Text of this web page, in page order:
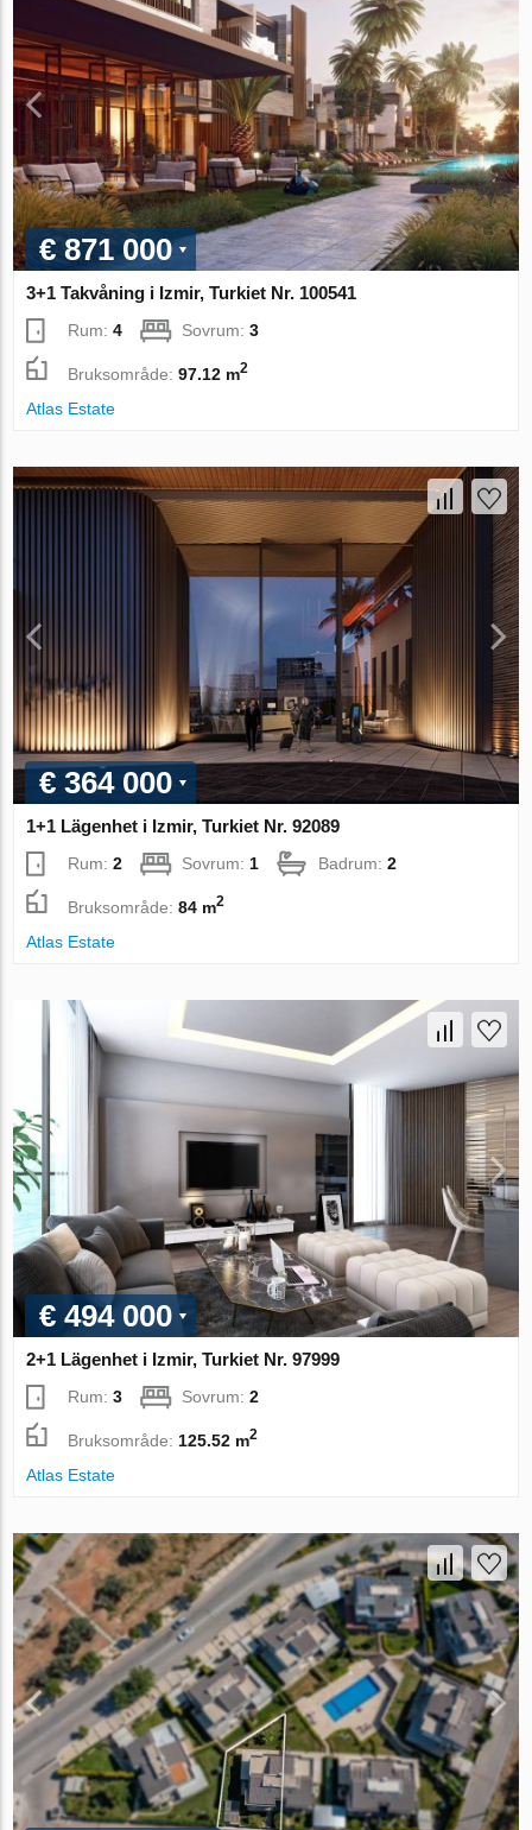
€ 871 000
3+1 Takvåning i Izmir, Turkiet Nr. 100541
Rum:4 Sovrum:3
Bruksområde:97.12 m2
Atlas Estate
€ 364 000
1+1 Lägenhet i Izmir, Turkiet Nr. 92089
Rum:2 Sovrum: 1 Badrum:2
Bruksområde:84 m2
Atlas Estate
€ 494 000
2+1 Lägenhet i Izmir, Turkiet Nr. 97999
Rum:3 Sovrum:2
Bruksområde: 125.52 m2
Atlas Estate